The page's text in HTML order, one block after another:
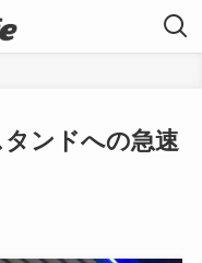
タンドへの急速